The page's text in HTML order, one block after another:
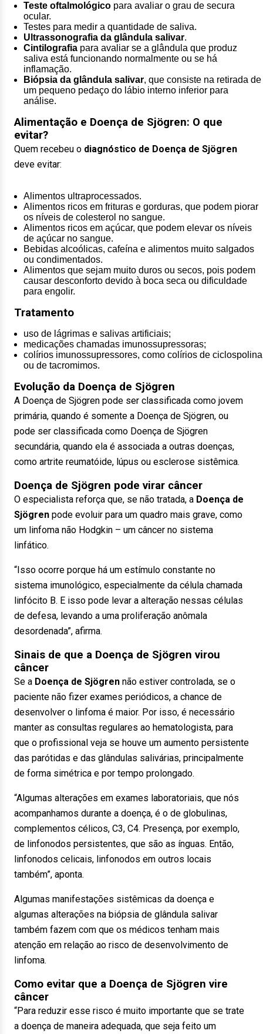
Teste oftalmológico para avaliar o grau de secura
ocular.
Testes para medir a quantidade de saliva.
Ultrassonografia da glândula salivar.
Cintilografia para avaliar se a glândula que produz
saliva está funcionando normalmente ou se há
inflamação.
Biópsia da glândula salivar, que consiste na retirada de
um pequeno pedaço do lábio interno inferior para
análise.
Alimentação e Doença de Sjögren: O que
evitar?
Quem recebeu o diagnóstico de Doença de Sjögren
deve evitar:
Alimentos ultraprocessados.
Alimentos ricos em frituras e gorduras, que podem piorar
os níveis de colesterol no sangue.
Alimentos ricos em açúcar, que podem elevar os níveis
de açúcar no sangue.
Bebidas alcoólicas, cafeína e alimentos muito salgados
ou condimentados.
Alimentos que sejam muito duros ou secos, pois podem
causar desconforto devido à boca seca ou dificuldade
para engolir.
Tratamento
uso de lágrimas e salivas artificiais;
medicações chamadas imunossupressoras;
colírios imunossupressores, como colírios de ciclospolina
ou de tacromimos.
Evolução da Doença de Sjögren
A Doença de Sjögren pode ser classificada como jovem
primária, quando é somente a Doença de Sjögren, ou
pode ser classificada como Doença de Sjögren
secundária, quando ela é associada a outras doenças,
como artrite reumatóide, lúpus ou esclerose sistêmica.
Doença de Sjögren pode virar câncer
O especialista reforça que, se não tratada, a Doença de
Sjögren pode evoluir para um quadro mais grave, como
um linfoma não Hodgkin – um câncer no sistema
linfático.
“Isso ocorre porque há um estímulo constante no
sistema imunológico, especialmente da célula chamada
linfócito B. E isso pode levar a alteração nessas células
de defesa, levando a uma proliferação anômala
desordenada”, afirma.
Sinais de que a Doença de Sjögren virou
câncer
Se a Doença de Sjögren não estiver controlada, se o
paciente não fizer exames periódicos, a chance de
desenvolver o linfoma é maior. Por isso, é necessário
manter as consultas regulares ao hematologista, para
que o profissional veja se houve um aumento persistente
das parótidas e das glândulas salivárias, principalmente
de forma simétrica e por tempo prolongado.
“Algumas alterações em exames laboratoriais, que nós
acompanhamos durante a doença, é o de globulinas,
complementos célicos, C3, C4. Presença, por exemplo,
de linfonodos persistentes, que são as ínguas. Então,
linfonodos celicais, linfonodos em outros locais
também”, aponta.
Algumas manifestações sistêmicas da doença e
algumas alterações na biópsia de glândula salivar
também fazem com que os médicos tenham mais
atenção em relação ao risco de desenvolvimento de
linfoma.
Como evitar que a Doença de Sjögren vire
câncer
“Para reduzir esse risco é muito importante que se trate
a doença de maneira adequada, que seja feito um